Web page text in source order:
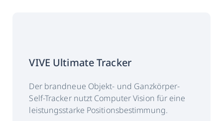
VIVE Ultimate Tracker
Der brandneue Objekt- und Ganzkörper-
Self-Tracker nutzt Computer Vision für eine
leistungsstarke Positionsbestimmung.